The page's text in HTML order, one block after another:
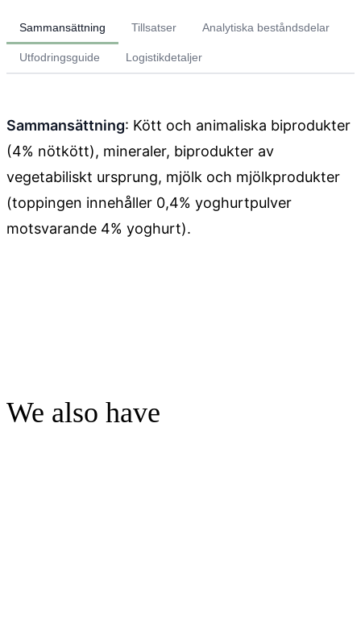
Sammansättning Tillsatser Analytiska beståndsdelar
Utfodringsguide Logistikdetaljer
Sammansättning: Kött och animaliska biprodukter
(4% nötkött), mineraler, biprodukter av
vegetabiliskt ursprung, mjölk och mjölkprodukter
(toppingen innehåller 0,4% yoghurtpulver
motsvarande 4% yoghurt).
We also have